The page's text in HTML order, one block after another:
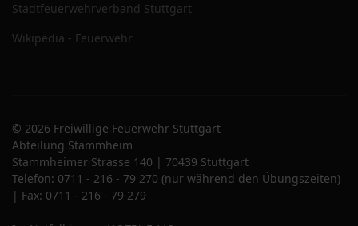
Stadtfeuerwehrverband Stuttgart
Wikipedia - Feuerwehr
© 2026 Freiwillige Feuerwehr Stuttgart
Abteilung Stammheim
Stammheimer Strasse 140 | 70439 Stuttgart
Telefon: 0711 - 216 - 79 270 (nur während den Übungszeiten)
| Fax: 0711 - 216 - 79 279